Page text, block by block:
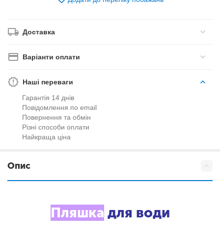
Доставка
Варіанти оплати
Наші переваги
Гарантія 14 днів
Повідомлення по email
Повернення та обмін
Різні способи оплати
Найкраща ціна
Опис
Пляшка для води